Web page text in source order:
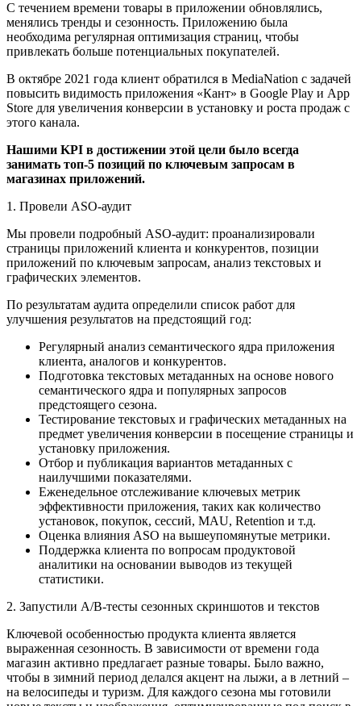
С течением времени товары в приложении обновлялись,
менялись тренды и сезонность. Приложению была
необходима регулярная оптимизация страниц, чтобы
привлекать больше потенциальных покупателей.
В октябре 2021 года клиент обратился в MediaNation с задачей
повысить видимость приложения «Кант» в Google Play и App
Store для увеличения конверсии в установку и роста продаж с
этого канала.
Нашими KPI в достижении этой цели было всегда
занимать топ-5 позиций по ключевым запросам в
магазинах приложений.
1. Провели ASO-аудит
Мы провели подробный ASO-аудит: проанализировали
страницы приложений клиента и конкурентов, позиции
приложений по ключевым запросам, анализ текстовых и
графических элементов.
По результатам аудита определили список работ для
улучшения результатов на предстоящий год:
Регулярный анализ семантического ядра приложения
клиента, аналогов и конкурентов.
Подготовка текстовых метаданных на основе нового
семантического ядра и популярных запросов
предстоящего сезона.
Тестирование текстовых и графических метаданных на
предмет увеличения конверсии в посещение страницы и
установку приложения.
Отбор и публикация вариантов метаданных с
наилучшими показателями.
Еженедельное отслеживание ключевых метрик
эффективности приложения, таких как количество
установок, покупок, сессий, MAU, Retention и т.д.
Оценка влияния ASO на вышеупомянутые метрики.
Поддержка клиента по вопросам продуктовой
аналитики на основании выводов из текущей
статистики.
2. Запустили A/B-тесты сезонных скриншотов и текстов
Ключевой особенностью продукта клиента является
выраженная сезонность. В зависимости от времени года
магазин активно предлагает разные товары. Было важно,
чтобы в зимний период делался акцент на лыжи, а в летний –
на велосипеды и туризм. Для каждого сезона мы готовили